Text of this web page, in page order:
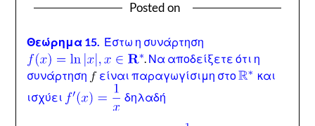
Posted on
Θεώρημα 15. Έστω η συνάρτηση
. Να αποδείξετε ότι η
συνάρτηση
είναι παραγωγίσιμη στο
και
ισχύει
δηλαδή